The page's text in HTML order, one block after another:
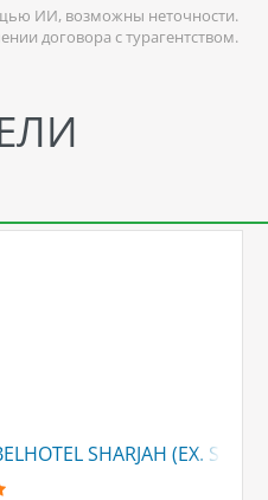
ИИ, возможны неточности.
договора с турагентством.
SHARJAH (EX.